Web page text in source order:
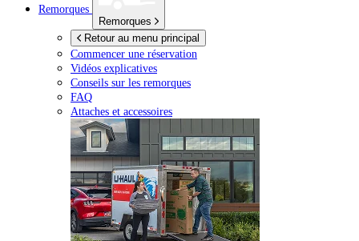
Remorques
Remorques
Retour au menu principal
Commencer une réservation
Vidéos explicatives
Conseils sur les remorques
FAQ
Attaches et accessoires